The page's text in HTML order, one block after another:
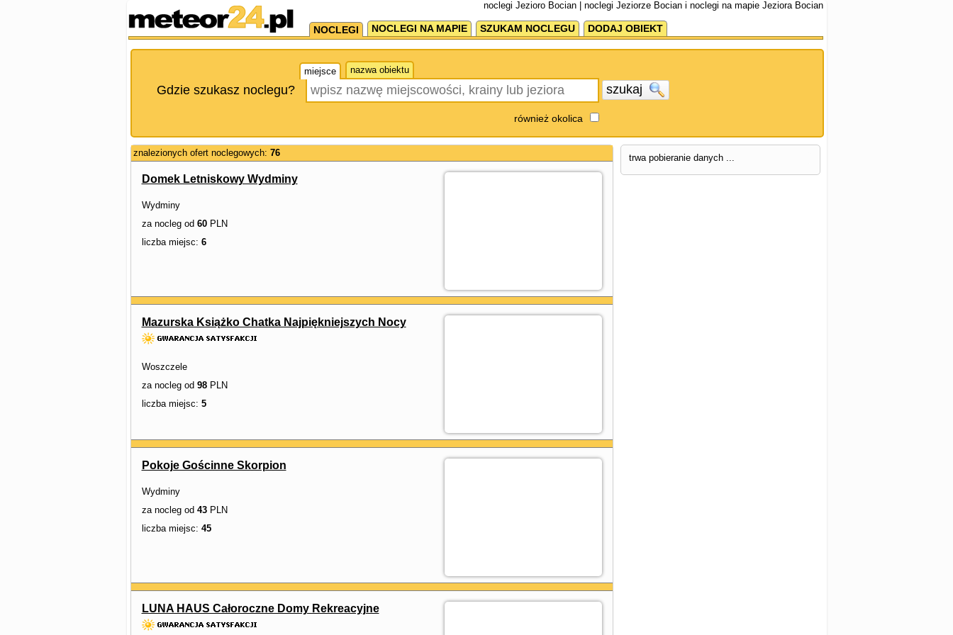
noclegi Jezioro Bocian | noclegi Jeziorze Bocian i noclegi na mapie Jeziora Bocian
NOCLEGI NOCLEGI NA MAPIE SZUKAM NOCLEGU DODAJ OBIEKT
miejsce nazwa obiektu
Gdzie szukasz noclegu? szukaj
również okolica
znalezionych ofert noclegowych: 76
Domek Letniskowy Wydminy
Wydminy
za nocleg od 60PLN
liczba miejsc: 6
Mazurska Książko Chatka Najpiękniejszych Nocy
Woszczele
za nocleg od 98PLN
liczba miejsc: 5
Pokoje Gościnne Skorpion
Wydminy
za nocleg od 43PLN
liczba miejsc: 45
LUNA HAUS Całoroczne Domy Rekreacyjne
trwa pobieranie danych ...